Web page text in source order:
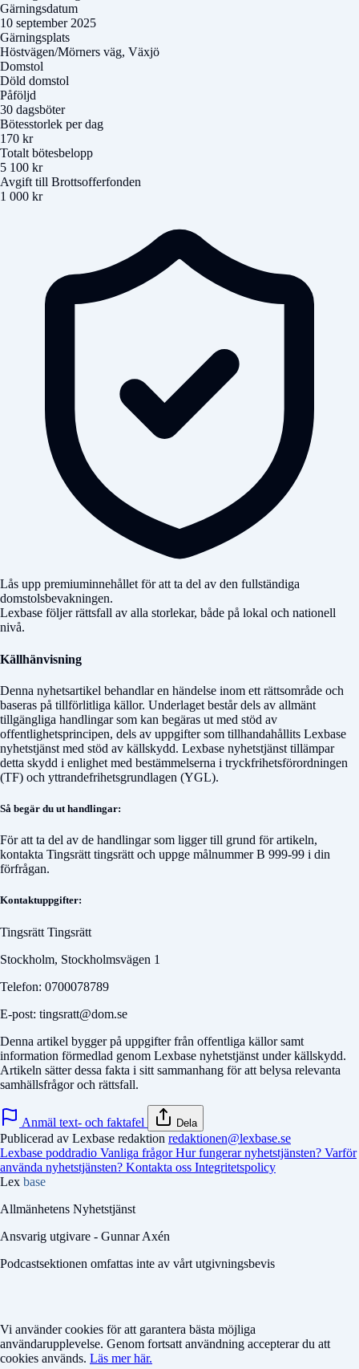
Gärningsdatum
10 september 2025
Gärningsplats
Höstvägen/Mörners väg, Växjö
Domstol
Döld domstol
Påföljd
30 dagsböter
Bötesstorlek per dag
170 kr
Totalt bötesbelopp
5 100 kr
Avgift till Brottsofferfonden
1 000 kr
Lås upp premiuminnehållet för att ta del av den fullständiga
domstolsbevakningen.
Lexbase följer rättsfall av alla storlekar, både på lokal och nationell
nivå.
Källhänvisning
Denna nyhetsartikel behandlar en händelse inom ett rättsområde och
baseras på tillförlitliga källor. Underlaget består dels av allmänt
tillgängliga handlingar som kan begäras ut med stöd av
offentlighetsprincipen, dels av uppgifter som tillhandahållits Lexbase
nyhetstjänst med stöd av källskydd. Lexbase nyhetstjänst tillämpar
detta skydd i enlighet med bestämmelserna i tryckfrihetsförordningen
(TF) och yttrandefrihetsgrundlagen (YGL).
Så begär du ut handlingar:
För att ta del av de handlingar som ligger till grund för artikeln,
kontakta Tingsrätt tingsrätt och uppge målnummerB 999-99 i din
förfrågan.
Kontaktuppgifter:
Tingsrätt Tingsrätt
Stockholm, Stockholmsvägen 1
Telefon: 0700078789
E-post: tingsratt@dom.se
Denna artikel bygger på uppgifter från offentliga källor samt
information förmedlad genom Lexbase nyhetstjänst under källskydd.
Artikeln sätter dessa fakta i sitt sammanhang för att belysa relevanta
samhällsfrågor och rättsfall.
Anmäl text- och faktafel Dela
Publicerad av Lexbase redaktion redaktionen@lexbase.se
Lexbase poddradio Vanliga frågorHur fungerar nyhetstjänsten? Varför
använda nyhetstjänsten? Kontakta oss Integritetspolicy
Lex base
Allmänhetens Nyhetstjänst
Ansvarig utgivare - Gunnar Axén
Podcastsektionen omfattas inte av vårt utgivningsbevis
Vi använder cookies för att garantera bästa möjliga
användarupplevelse. Genom fortsatt användning accepterar du att
cookies används. Läs mer här.